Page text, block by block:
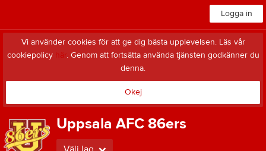
Logga in
Vi använder cookies för att ge dig bästa upplevelsen. Läs vår
cookiepolicy här. Genom att fortsätta använda tjänsten godkänner du
denna.
Okej
Uppsala AFC 86ers